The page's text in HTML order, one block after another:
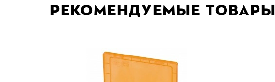
Рекомендуемые товары